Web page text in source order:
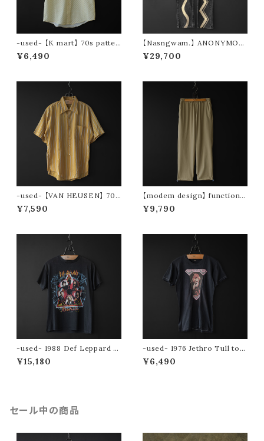
-used- 【K mart】 70s patter
n s/s shirt
¥6,490
【Nasngwam.】 ANONYMOU
S PANTS (size S)
¥29,700
-used- 【VAN HEUSEN】 70s
stripe s/s shirt
¥7,590
【modem design】 functional
drawstring pants (beige)
¥9,790
-used- 1988 Def Leppard to
ur tee (Hysteria)
¥15,180
-used- 1976 Jethro Tull tou
r tee
¥6,490
セール中の商品